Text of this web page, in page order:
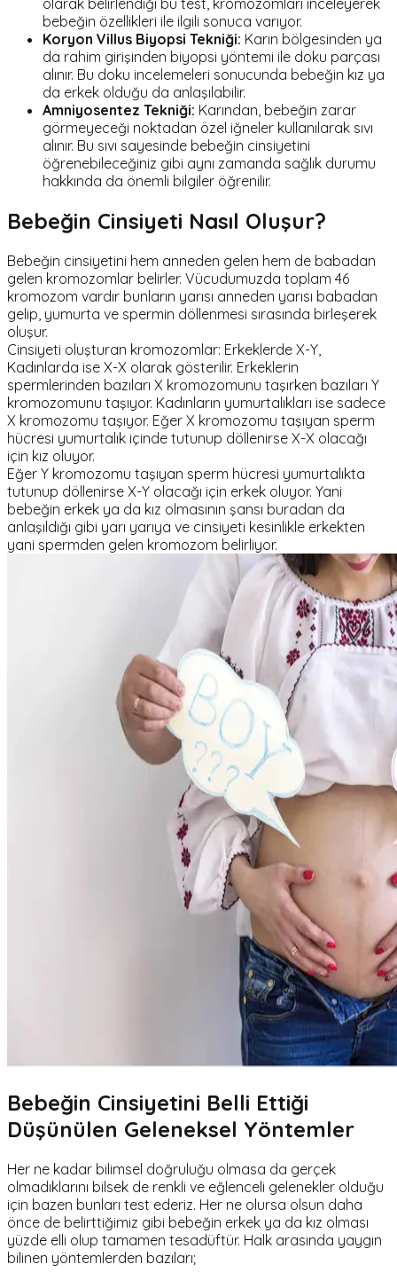
olarak belirlendiği bu test, kromozomları inceleyerek
bebeğin özellikleri ile ilgili sonuca varıyor.
Koryon Villus Biyopsi Tekniği: Karın bölgesinden ya
da rahim girişinden biyopsi yöntemi ile doku parçası
alınır. Bu doku incelemeleri sonucunda bebeğin kız ya
da erkek olduğu da anlaşılabilir.
Amniyosentez Tekniği: Karından, bebeğin zarar
görmeyeceği noktadan özel iğneler kullanılarak sıvı
alınır. Bu sıvı sayesinde bebeğin cinsiyetini
öğrenebileceğiniz gibi aynı zamanda sağlık durumu
hakkında da önemli bilgiler öğrenilir.
Bebeğin Cinsiyeti Nasıl Oluşur?
Bebeğin cinsiyetini hem anneden gelen hem de babadan
gelen kromozomlar belirler. Vücudumuzda toplam 46
kromozom vardır bunların yarısı anneden yarısı babadan
gelip, yumurta ve spermin döllenmesi sırasında birleşerek
oluşur.
Cinsiyeti oluşturan kromozomlar: Erkeklerde X-Y,
Kadınlarda ise X-X olarak gösterilir. Erkeklerin
spermlerinden bazıları X kromozomunu taşırken bazıları Y
kromozomunu taşıyor. Kadınların yumurtalıkları ise sadece
X kromozomu taşıyor. Eğer X kromozomu taşıyan sperm
hücresi yumurtalık içinde tutunup döllenirse X-X olacağı
için kız oluyor.
Eğer Y kromozomu taşıyan sperm hücresi yumurtalıkta
tutunup döllenirse X-Y olacağı için erkek oluyor. Yani
bebeğin erkek ya da kız olmasının şansı buradan da
anlaşıldığı gibi yarı yarıya ve cinsiyeti kesinlikle erkekten
yani spermden gelen kromozom belirliyor.
Bebeğin Cinsiyetini Belli Ettiği
Düşünülen Geleneksel Yöntemler
Her ne kadar bilimsel doğruluğu olmasa da gerçek
olmadıklarını bilsek de renkli ve eğlenceli gelenekler olduğu
için bazen bunları test ederiz. Her ne olursa olsun daha
önce de belirttiğimiz gibi bebeğin erkek ya da kız olması
yüzde elli olup tamamen tesadüftür. Halk arasında yaygın
bilinen yöntemlerden bazıları;